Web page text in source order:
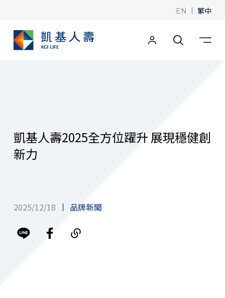
EN | 繁中
凱基人壽2025全方位躍升 展現穩健創
新力
2025/12/18 品牌新聞